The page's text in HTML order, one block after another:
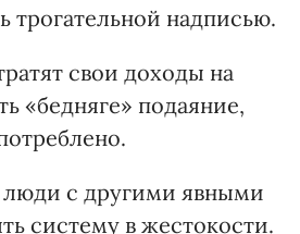
трогательной надписью.
свои доходы на
«бедняге» подаяние,
люди с другими явными
систему в жестокости.